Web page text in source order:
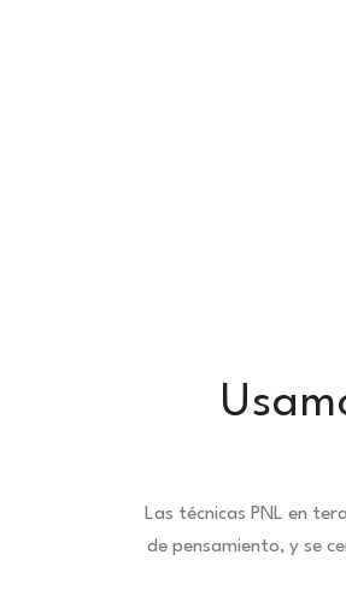
Las técnicas PNL en
de pensamiento, y se